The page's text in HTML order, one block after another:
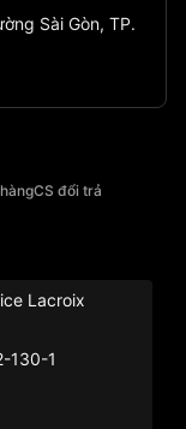
Sài Gòn, TP.
CS đổi trả
Lacroix
130-1